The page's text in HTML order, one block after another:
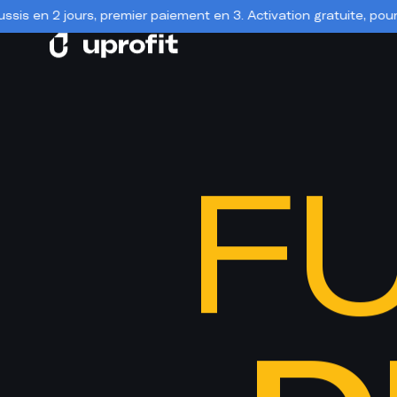
paiement en 3. Activation gratuite, pour toujours.. 📣📣